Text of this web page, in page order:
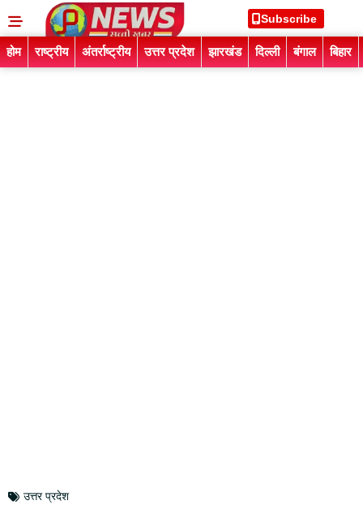
Subscribe
होम राष्ट्रीय अंतर्राष्ट्रीय उत्तर प्रदेश झारखंड दिल्ली बंगाल बिहार
उत्तर प्रदेश